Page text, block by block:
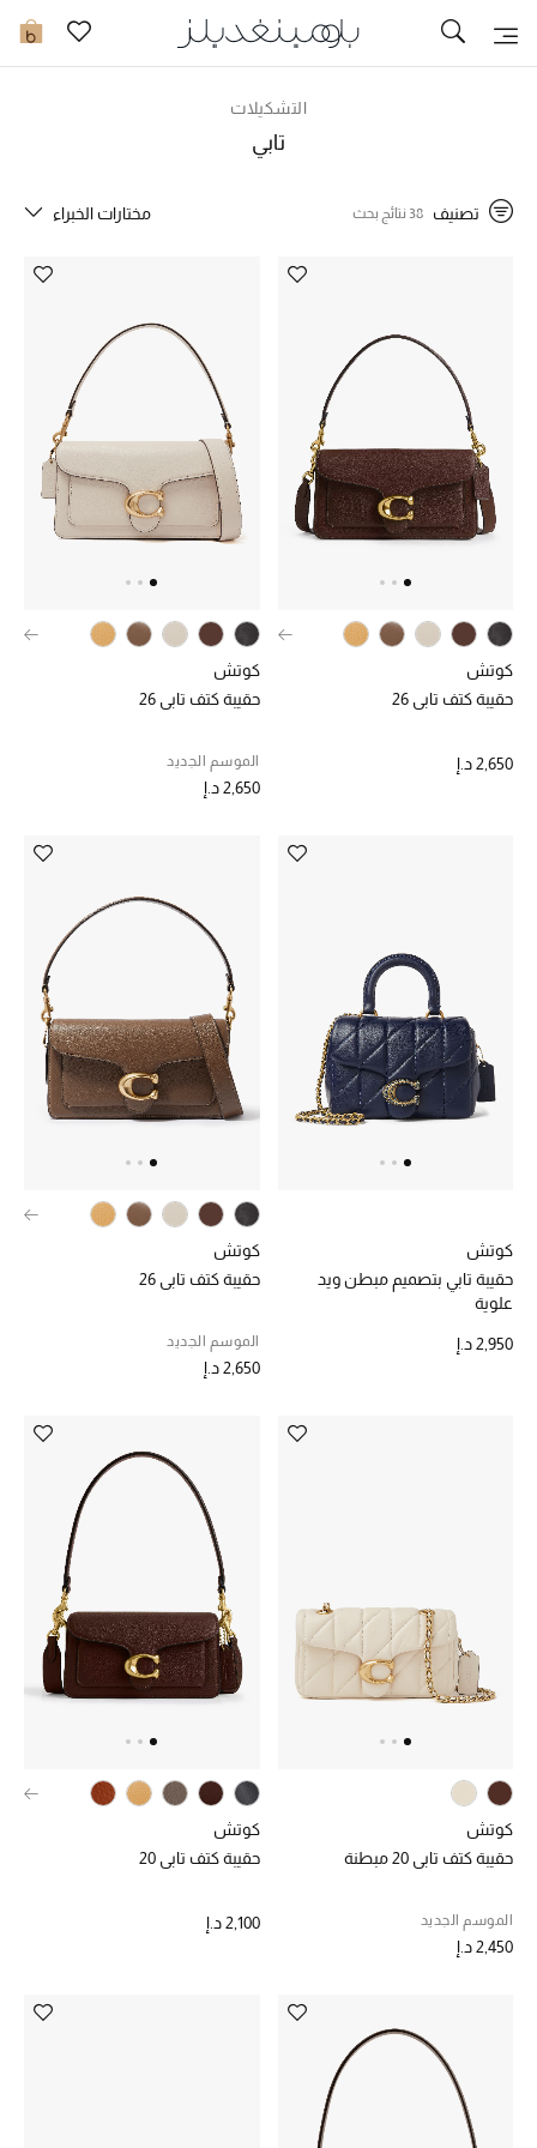
0 تخفيضات
مزيد من التخفيضات
الأطفال
مستلزمات المنزل
تسوقوا الآن
الحقائب النسائية
أحذية النسائية
الرجال
مستلزمات المنزل
عرض جميع المنتجات
خصومات
الموسم الجديد
ركن أناقة المنتجعات
جميع إصدارتنا النسائية
الحب للمحلي
الملابس الرياضية النسائية
التشكيلات
تابي
تصنيف 38 نتائج بحث مختارات الخبراء
كوتش
حقيبة كتف تابي 26
2,650 د.إ
كوتش
حقيبة كتف تابي 26
الموسم الجديد
2,650 د.إ
كوتش
حقيبة تابي بتصميم مبطن ويد
علوية
2,950 د.إ
كوتش
حقيبة كتف تابي 26
الموسم الجديد
2,650 د.إ
كوتش
حقيبة كتف تابي 20 مبطنة
الموسم الجديد
2,450 د.إ
كوتش
حقيبة كتف تابي 20
2,100 د.إ